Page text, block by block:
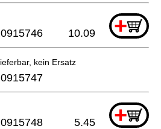
+
10.09
kein Ersatz
+
5.45